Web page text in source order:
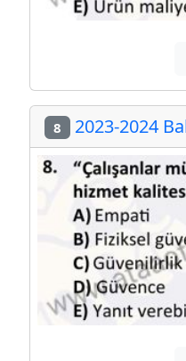
8 2023-2024